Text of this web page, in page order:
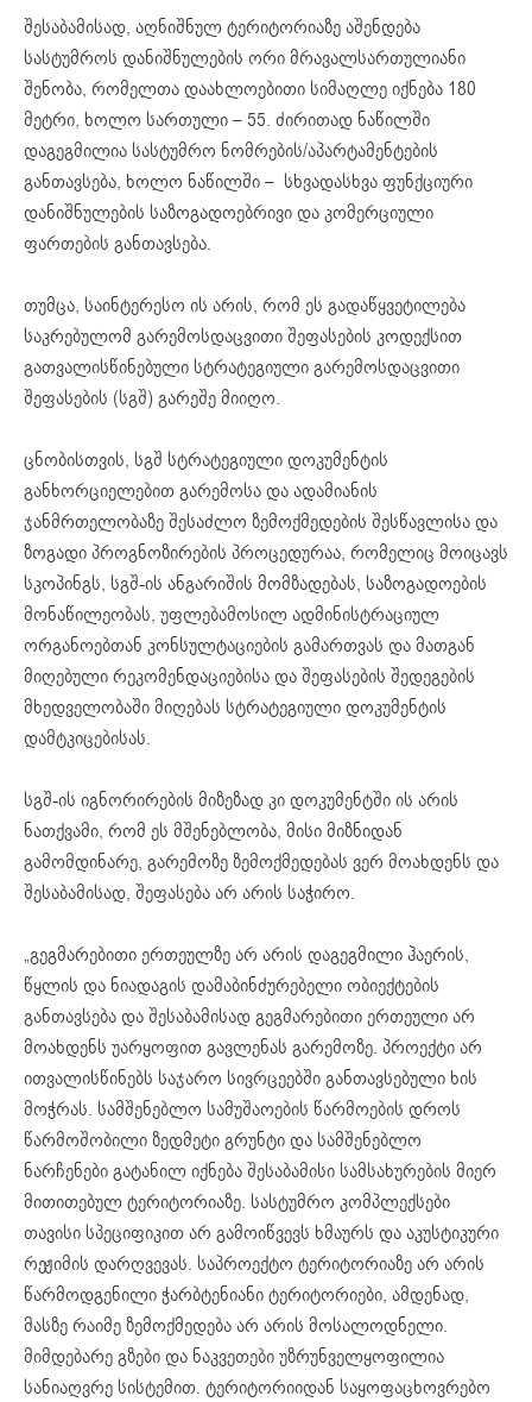
შესაბამისად, აღნიშნულ ტერიტორიაზე აშენდება
სასტუმროს დანიშნულების ორი მრავალსართულიანი
შენობა, რომელთა დაახლოებითი სიმაღლე იქნება 180
მეტრი, ხოლო სართული – 55. ძირითად ნაწილში
დაგეგმილია სასტუმრო ნომრების/აპარტამენტების
განთავსება, ხოლო ნაწილში – სხვადასხვა ფუნქციური
დანიშნულების საზოგადოებრივი და კომერციული
ფართების განთავსება.
თუმცა, საინტერესო ის არის, რომ ეს გადაწყვეტილება
საკრებულომ გარემოსდაცვითი შეფასების კოდექსით
გათვალისწინებული სტრატეგიული გარემოსდაცვითი
შეფასების (სგშ) გარეშე მიიღო.
ცნობისთვის, სგშ სტრატეგიული დოკუმენტის
განხორციელებით გარემოსა და ადამიანის
ჯანმრთელობაზე შესაძლო ზემოქმედების შესწავლისა და
ზოგადი პროგნოზირების პროცედურაა, რომელიც მოიცავს
სკოპინგს, სგშ-ის ანგარიშის მომზადებას, საზოგადოების
მონაწილეობას, უფლებამოსილ ადმინისტრაციულ
ორგანოებთან კონსულტაციების გამართვას და მათგან
მიღებული რეკომენდაციებისა და შეფასების შედეგების
მხედველობაში მიღებას სტრატეგიული დოკუმენტის
დამტკიცებისას.
სგშ-ის იგნორირების მიზეზად კი დოკუმენტში ის არის
ნათქვამი, რომ ეს მშენებლობა, მისი მიზნიდან
გამომდინარე, გარემოზე ზემოქმედებას ვერ მოახდენს და
შესაბამისად, შეფასება არ არის საჭირო.
„გეგმარებითი ერთეულზე არ არის დაგეგმილი ჰაერის,
წყლის და ნიადაგის დამაბინძურებელი ობიექტების
განთავსება და შესაბამისად გეგმარებითი ერთეული არ
მოახდენს უარყოფით გავლენას გარემოზე. პროექტი არ
ითვალისწინებს საჯარო სივრცეებში განთავსებული ხის
მოჭრას. სამშენებლო სამუშაოების წარმოების დროს
წარმოშობილი ზედმეტი გრუნტი და სამშენებლო
ნარჩენები გატანილ იქნება შესაბამისი სამსახურების მიერ
მითითებულ ტერიტორიაზე. სასტუმრო კომპლექსები
თავისი სპეციფიკით არ გამოიწვევს ხმაურს და აკუსტიკური
რეჟიმის დარღვევას. საპროექტო ტერიტორიაზე არ არის
წარმოდგენილი ჭარბტენიანი ტერიტორიები, ამდენად,
მასზე რაიმე ზემოქმედება არ არის მოსალოდნელი.
მიმდებარე გზები და ნაკვეთები უზრუნველყოფილია
სანიაღვრე სისტემით. ტერიტორიიდან საყოფაცხოვრებო